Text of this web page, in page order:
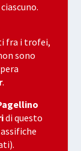
fra i trofei,
sono
.
di questo